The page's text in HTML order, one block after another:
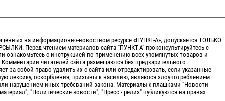
на информационно-новостном ресурсе «ПУНКТ-А», допускается ТОЛЬКО
Перед чтением материалов сайта "ПУНКТ-А" проконсультируйтесь с
ознакомьтесь с инструкцией по применению всех упомянутых товаров и
читателей сайта размещаются без предварительного
за собой право удалить их с сайта или отредактировать, если указанные
лексику, оскорбления, призывы к насилию, являются злоупотреблением
нарушением иных требований закона. Материалы с плашками "Новости
"Политические новости", "Пресс - релиз" публикуются на правах